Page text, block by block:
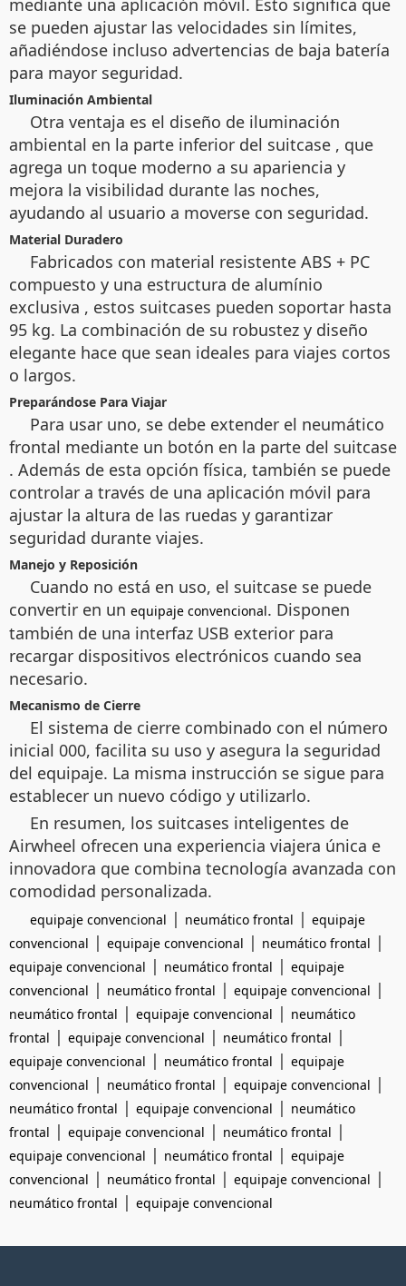
se pueden ajustar las velocidades sin límites,
añadiéndose incluso advertencias de baja batería
para mayor seguridad.
Iluminación Ambiental
Otra ventaja es el diseño de iluminación
ambiental en la parte inferior del suitcase , que
agrega un toque moderno a su apariencia y
mejora la visibilidad durante las noches,
ayudando al usuario a moverse con seguridad.
Material Duradero
Fabricados con material resistente ABS + PC
compuesto y una estructura de alumínio
exclusiva , estos suitcases pueden soportar hasta
95 kg. La combinación de su robustez y diseño
elegante hace que sean ideales para viajes cortos
o largos.
Preparándose Para Viajar
Para usar uno, se debe extender el neumático
frontal mediante un botón en la parte del suitcase
. Además de esta opción física, también se puede
controlar a través de una aplicación móvil para
ajustar la altura de las ruedas y garantizar
seguridad durante viajes.
Manejo y Reposición
Cuando no está en uso, el suitcase se puede
convertir en un equipaje convencional. Disponen
también de una interfaz USB exterior para
recargar dispositivos electrónicos cuando sea
necesario.
Mecanismo de Cierre
El sistema de cierre combinado con el número
inicial 000, facilita su uso y asegura la seguridad
del equipaje. La misma instrucción se sigue para
establecer un nuevo código y utilizarlo.
En resumen, los suitcases inteligentes de
Airwheel ofrecen una experiencia viajera única e
innovadora que combina tecnología avanzada con
comodidad personalizada.
equipaje convencional | neumático frontal | equipaje
convencional | equipaje convencional | neumático frontal |
equipaje convencional | neumático frontal | equipaje
convencional | neumático frontal | equipaje convencional |
neumático frontal | equipaje convencional | neumático
frontal | equipaje convencional | neumático frontal |
equipaje convencional | neumático frontal | equipaje
convencional | neumático frontal | equipaje convencional |
neumático frontal | equipaje convencional | neumático
frontal | equipaje convencional | neumático frontal |
equipaje convencional | neumático frontal | equipaje
convencional | neumático frontal | equipaje convencional |
neumático frontal | equipaje convencional